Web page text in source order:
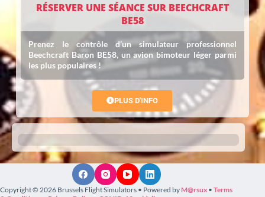
RÉSERVER UNE SÉANCE SUR BEECHCRAFT
BE58
Prenez le contrôle d’un simulateur professionnel
Beechcraft Baron BE58, un avion bimoteur léger parmi
les plus populaires !
PLUS D'INFO
Copyright © 2026 Brussels Flight Simulators • Powered by M@rsux • Terms